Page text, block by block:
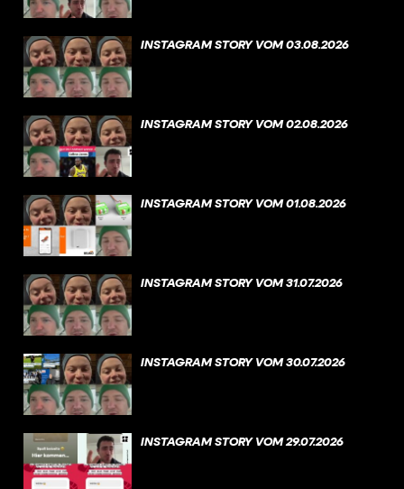
INSTAGRAM STORY VOM 03.08.2026
INSTAGRAM STORY VOM 02.08.2026
INSTAGRAM STORY VOM 01.08.2026
INSTAGRAM STORY VOM 31.07.2026
INSTAGRAM STORY VOM 30.07.2026
INSTAGRAM STORY VOM 29.07.2026